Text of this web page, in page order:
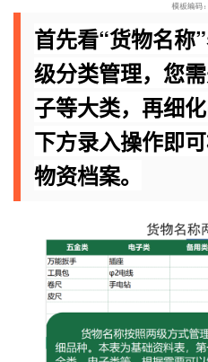
首先看“货物名称
级分类管理，您
子等大类，再细
下方录入操作即
物资档案。